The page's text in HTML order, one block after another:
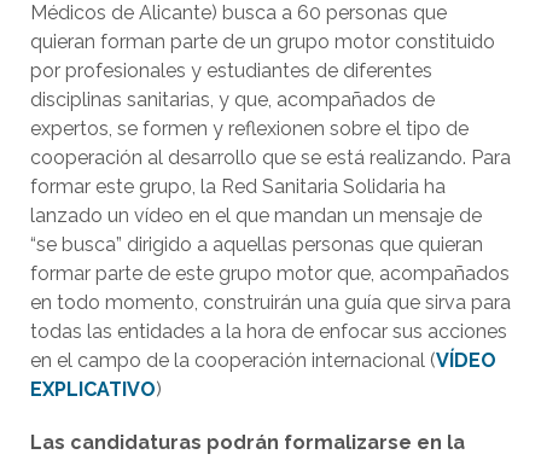
Médicos de Alicante) busca a 60 personas que
quieran forman parte de un grupo motor constituido
por profesionales y estudiantes de diferentes
disciplinas sanitarias, y que, acompañados de
expertos, se formen y reflexionen sobre el tipo de
cooperación al desarrollo que se está realizando. Para
formar este grupo, la Red Sanitaria Solidaria ha
lanzado un vídeo en el que mandan un mensaje de
“se busca” dirigido a aquellas personas que quieran
formar parte de este grupo motor que, acompañados
en todo momento, construirán una guía que sirva para
todas las entidades a la hora de enfocar sus acciones
en el campo de la cooperación internacional (VÍDEO
EXPLICATIVO)
Las candidaturas podrán formalizarse en la